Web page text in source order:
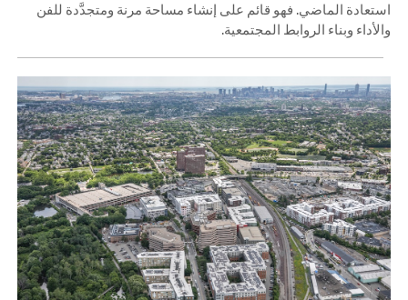
استعادة الماضي. فهو قائم على إنشاء مساحة مرنة ومتجدَّدة للفن
والأداء وبناء الروابط المجتمعية.